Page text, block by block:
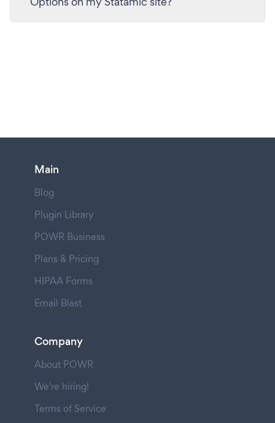
Main
Blog
Plugin Library
POWR Business
Plans & Pricing
HIPAA Forms
Email Blast
Company
About POWR
We're hiring!
Terms of Service